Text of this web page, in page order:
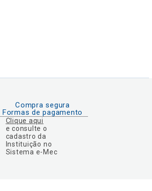
Compra segura
Formas de pagamento
Clique aqui
e consulte o
cadastro da
Instituição no
Sistema e-Mec